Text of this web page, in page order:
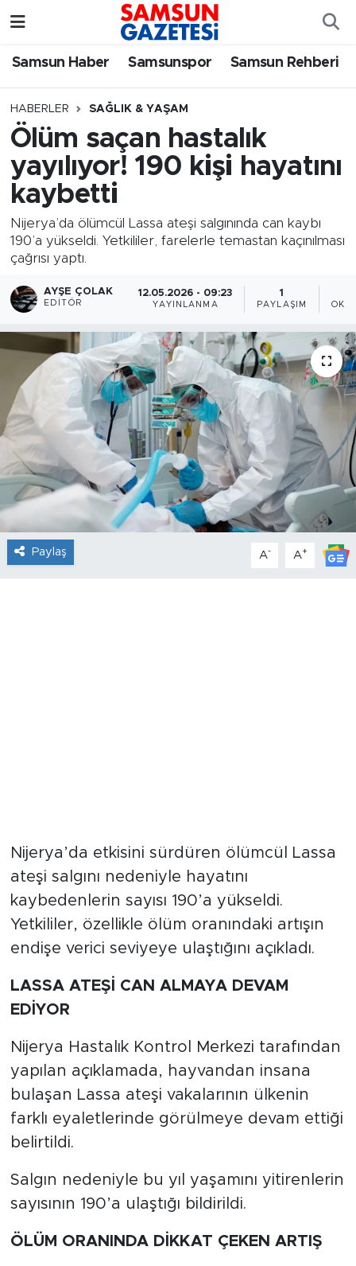
Samsun Haber Samsunspor Samsun Rehberi
HABERLER SAĞLIK & YAŞAM
Ölüm saçan hastalık
yayılıyor! 190 kişi hayatını
kaybetti
Nijerya’da ölümcül Lassa ateşi salgınında can kaybı
190’a yükseldi. Yetkililer, farelerle temastan kaçınılması
çağrısı yaptı.
AYŞE ÇOLAK
EDITÖR
12.05.2026 - 09:23
YAYINLANMA
1
PAYLAŞIM
Paylaş A- A+
Nijerya’da etkisini sürdüren ölümcül Lassa
ateşi salgını nedeniyle hayatını
kaybedenlerin sayısı 190’a yükseldi.
Yetkililer, özellikle ölüm oranındaki artışın
endişe verici seviyeye ulaştığını açıkladı.
LASSA ATEŞİ CAN ALMAYA DEVAM
EDİYOR
Nijerya Hastalık Kontrol Merkezi tarafından
yapılan açıklamada, hayvandan insana
bulaşan Lassa ateşi vakalarının ülkenin
farklı eyaletlerinde görülmeye devam ettiği
belirtildi.
Salgın nedeniyle bu yıl yaşamını yitirenlerin
sayısının 190’a ulaştığı bildirildi.
ÖLÜM ORANINDA DİKKAT ÇEKEN ARTIŞ
Samsun Haber
Samsunspor
Samsun Rehberi
Resmi İlanlar
Samsun Nöbetçi Eczaneler
Samsun Hava Durumu
SAMSUN Namaz Vakitleri
Samsun Trafik Yoğunluk Haritası
Süper Lig Puan Durumu ve Fikstür
Tüm Manşetler
Son Dakika Haberleri
Haber Arşivi